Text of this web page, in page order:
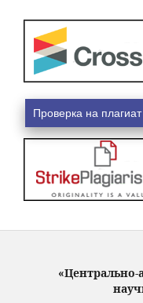
Проверка на плагиат